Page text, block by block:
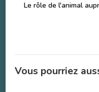
Le rôle de l'animal
Vous pourriez